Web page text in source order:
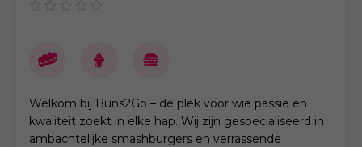
Welkom bij Buns2Go – dé plek voor wie passie en
kwaliteit zoekt in elke hap. Wij zijn gespecialiseerd in
ambachtelijke smashburgers en verrassende